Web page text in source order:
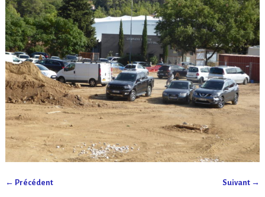
← Précédent Suivant →